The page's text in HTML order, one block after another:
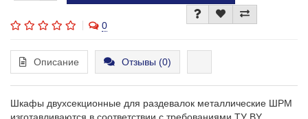
0
Описание Отзывы (0)
Шкафы двухсекционные для раздевалок металлические ШРМ